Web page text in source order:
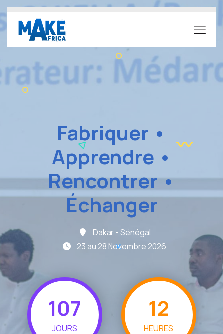
Fabriquer •
Apprendre •
Rencontrer •
Échanger
Dakar - Sénégal
23 au 28 Novembre 2026
107
JOURS
12
HEURES